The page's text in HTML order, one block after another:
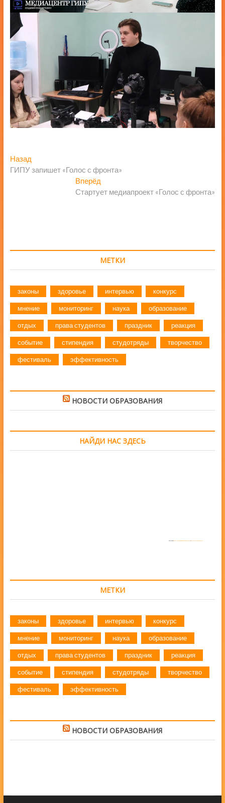
Навигация
по
НазадПредыдущая
запись:
ГИПУ запишет «Голос с фронта»
Вперёд
запись:
Стартует медиапроект «Голос с фронта»
МЕТКИ
законы здоровье интервью конкурс
мнение мониторинг наука образование
отдых права студентов праздник реакция
событие стипендия студотряды творчество
фестиваль эффективность
НОВОСТИ ОБРАЗОВАНИЯ
НАЙДИ НАС ЗДЕСЬ
МЕТКИ
законы здоровье интервью конкурс
мнение мониторинг наука образование
отдых права студентов праздник реакция
событие стипендия студотряды творчество
фестиваль эффективность
НОВОСТИ ОБРАЗОВАНИЯ